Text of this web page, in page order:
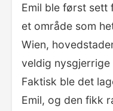
Emil ble først sett
et område som
Wien,
veldig nysgjerrige
Faktisk ble det
Emil, og den fikk